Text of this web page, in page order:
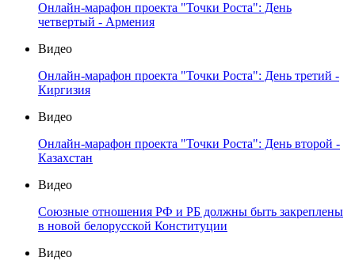
Онлайн-марафон проекта "Точки Роста": День
четвертый - Армения
Видео
Онлайн-марафон проекта "Точки Роста": День третий -
Киргизия
Видео
Онлайн-марафон проекта "Точки Роста": День второй -
Казахстан
Видео
Союзные отношения РФ и РБ должны быть закреплены
в новой белорусской Конституции
Видео